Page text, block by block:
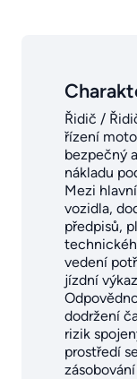
Řidič /
řízení
bezpečný
nákladu
Mezi
vozidla,
předpisů,
vedení
jízdní
dodržení
rizik
prostředí